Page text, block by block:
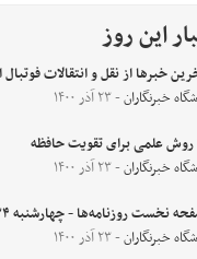
این روز
خبر‌ها از نقل و انتقالات فوتبال
خبرنگاران- ۲۳ آذر ۱۴۰۰
خبرنگاران- ۲۳ آذر ۱۴۰۰
نخست روزنامه‌ها - چهارشنبه ۲۴ آذر
خبرنگاران- ۲۳ آذر ۱۴۰۰